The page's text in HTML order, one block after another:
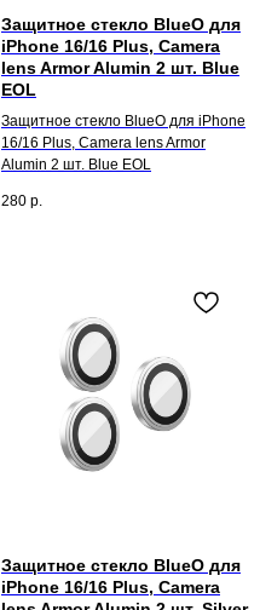
Защитное стекло BlueO для
iPhone 16/16 Plus, Camera
lens Armor Alumin 2 шт. Blue
EOL
Защитное стекло BlueO для iPhone
16/16 Plus, Camera lens Armor
Alumin 2 шт. Blue EOL
280 р.
Защитное стекло BlueO для
iPhone 16/16 Plus, Camera